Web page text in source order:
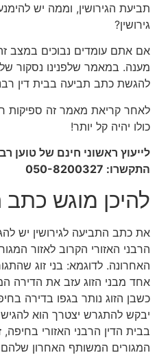
תביעת הגירושין, וממה יש
גירושין?
אם אתם עומדים נבוכים במצב
מענה. במאמר שלפנינו נסקור
להגשת כתב תביעה בבית דין
לאחר קריאת מאמר זה ספיקות
כולו יהיה קל יותר!
לייעוץ ראשוני חינם של טוען
התקשרו: 050-8200327
להיכן מוגש
את כתב התביעה לגירושין יש
הרבני האזורי הקרוב לאזור
האחרונה. לדוגמא: בני זוג
אחד מבני הזוג עזב את הדירה
כשבן הזוג נותר בגפו בדירה
יבקש להתגרש יצטרך הוא להגיש
בבית הדין הרבני האזורי
המגורים המשותף האחרון שלהם